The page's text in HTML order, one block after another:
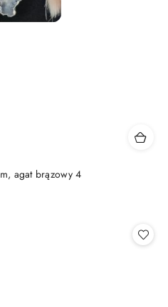
agat brązowy 4